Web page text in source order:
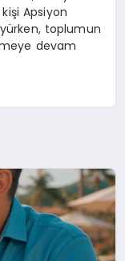
Apsiyon
toplumun
devam